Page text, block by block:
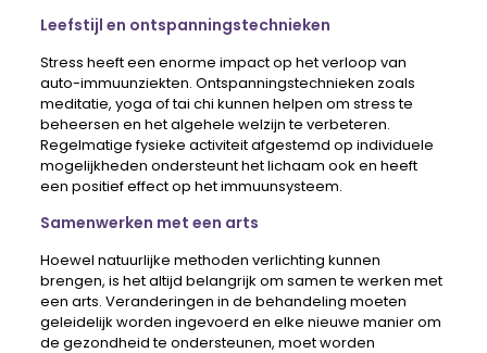
Leefstijl en ontspanningstechnieken
Stress heeft een enorme impact op het verloop van
auto-immuunziekten. Ontspanningstechnieken zoals
meditatie, yoga of tai chi kunnen helpen om stress te
beheersen en het algehele welzijn te verbeteren.
Regelmatige fysieke activiteit afgestemd op individuele
mogelijkheden ondersteunt het lichaam ook en heeft
een positief effect op het immuunsysteem.
Samenwerken met een arts
Hoewel natuurlijke methoden verlichting kunnen
brengen, is het altijd belangrijk om samen te werken met
een arts. Veranderingen in de behandeling moeten
geleidelijk worden ingevoerd en elke nieuwe manier om
de gezondheid te ondersteunen, moet worden